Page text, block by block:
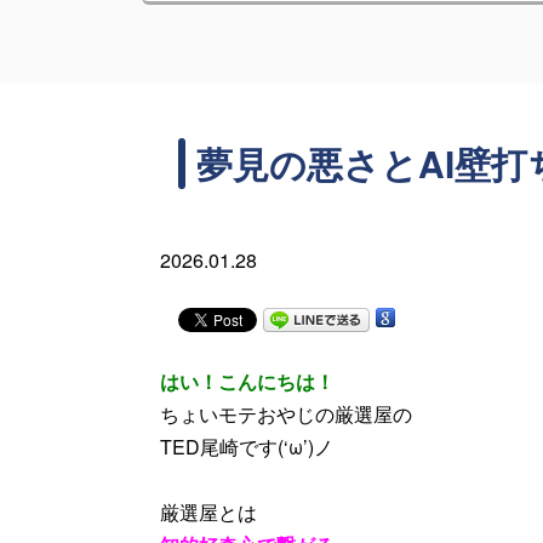
夢見の悪さとAI壁打
2026.01.28
はい！こんにちは！
ちょいモテおやじの厳選屋の
TED尾崎です(‘ω’)ノ
厳選屋とは